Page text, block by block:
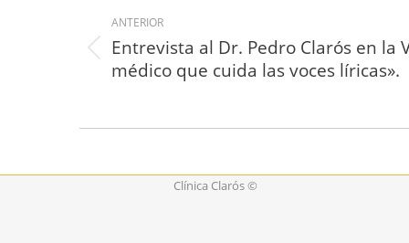
entre
proyectos
ANTERIOR
Proyecto
anterior
Entrevista al Dr. Pedro Clarós en la
médico que cuida las voces líricas».
Clínica Clarós ©